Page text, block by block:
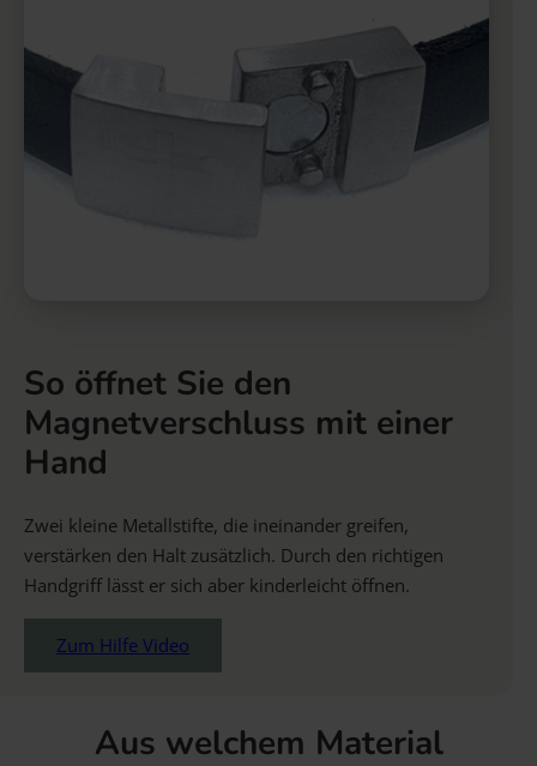
So öffnet Sie den
Magnetverschluss mit einer
Hand
Zwei kleine Metallstifte, die ineinander greifen,
verstärken den Halt zusätzlich. Durch den richtigen
Handgriff lässt er sich aber kinderleicht öffnen.
Zum Hilfe Video
Aus welchem Material